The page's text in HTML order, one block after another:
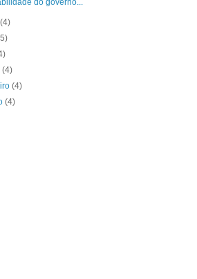
(4)
(4)
(4)
(4)